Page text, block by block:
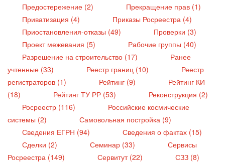
Предостережение (2)
Прекращение прав (1)
Приватизация (4)
Приказы Росреестра (4)
Приостановления-отказы (49)
Проверки (3)
Проект межевания (5)
Рабочие группы (40)
Разрешение на строительство (17)
Ранее
учтенные (33)
Реестр границ (10)
Реестр
регистраторов (1)
Рейтинг (9)
Рейтинг КИ
(18)
Рейтинг ТУ РР (53)
Реконструкция (2)
Росреестр (116)
Российские космические
системы (2)
Самовольная постройка (9)
Сведения ЕГРН (94)
Сведения о фактах (15)
Сделки (2)
Семинар (33)
Сервисы
Росреестра (149)
Сервитут (22)
СЗЗ (8)